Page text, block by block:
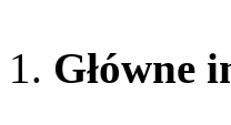
Główne